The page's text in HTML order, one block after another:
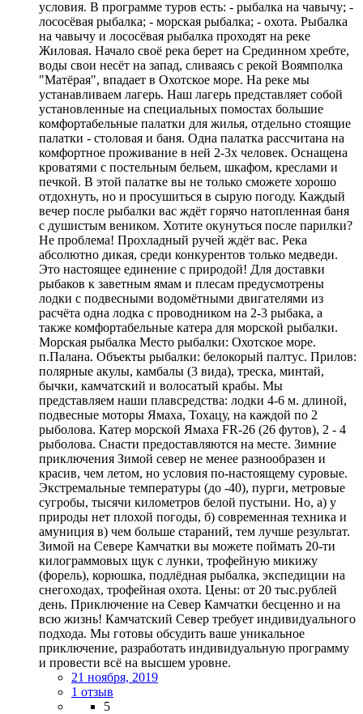
условия. В программе туров есть: - рыбалка на чавычу; -
лососёвая рыбалка; - морская рыбалка; - охота. Рыбалка
на чавычу и лососёвая рыбалка проходят на реке
Жиловая. Начало своё река берет на Срединном хребте,
воды свои несёт на запад, сливаясь с рекой Воямполка
"Матёрая", впадает в Охотское море. На реке мы
устанавливаем лагерь. Наш лагерь представляет собой
установленные на специальных помостах большие
комфортабельные палатки для жилья, отдельно стоящие
палатки - столовая и баня. Одна палатка рассчитана на
комфортное проживание в ней 2-3х человек. Оснащена
кроватями с постельным бельем, шкафом, креслами и
печкой. В этой палатке вы не только сможете хорошо
отдохнуть, но и просушиться в сырую погоду. Каждый
вечер после рыбалки вас ждёт горячо натопленная баня
с душистым веником. Хотите окунуться после парилки?
Не проблема! Прохладный ручей ждёт вас. Река
абсолютно дикая, среди конкурентов только медведи.
Это настоящее единение с природой! Для доставки
рыбаков к заветным ямам и плесам предусмотрены
лодки с подвесными водомётными двигателями из
расчёта одна лодка с проводником на 2-3 рыбака, а
также комфортабельные катера для морской рыбалки.
Морская рыбалка Место рыбалки: Охотское море.
п.Палана. Объекты рыбалки: белокорый палтус. Прилов:
полярные акулы, камбалы (3 вида), треска, минтай,
бычки, камчатский и волосатый крабы. Мы
представляем наши плавсредства: лодки 4-6 м. длиной,
подвесные моторы Ямаха, Тохацу, на каждой по 2
рыболова. Катер морской Ямаха FR-26 (26 футов), 2 - 4
рыболова. Снасти предоставляются на месте. Зимние
приключения Зимой север не менее разнообразен и
красив, чем летом, но условия по-настоящему суровые.
Экстремальные температуры (до -40), пурги, метровые
сугробы, тысячи километров белой пустыни. Но, а) у
природы нет плохой погоды, б) современная техника и
амуниция в) чем больше стараний, тем лучше результат.
Зимой на Севере Камчатки вы можете поймать 20-ти
килограммовых щук с лунки, трофейную микижу
(форель), корюшка, подлёдная рыбалка, экспедиции на
снегоходах, трофейная охота. Цены: от 20 тыс.рублей
день. Приключение на Север Камчатки бесценно и на
всю жизнь! Камчатский Север требует индивидуального
подхода. Мы готовы обсудить ваше уникальное
приключение, разработать индивидуальную программу
и провести всё на высшем уровне.
21 ноября, 2019
1 отзыв
5